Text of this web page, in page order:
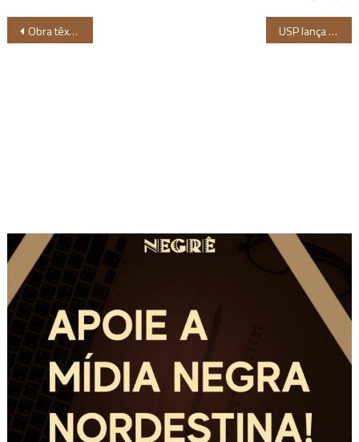
Navegação
Obra têxtil de Eva de Souza é incorporada a acervo público na Suíça USP lança kit educativo gratuito sobre Cultura Africana e Afro-Brasileira